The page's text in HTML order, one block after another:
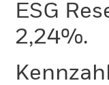
ESG
2,24%.